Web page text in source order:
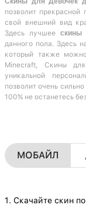
позволит прекрасной
свой внешний вид
Здесь лучшее скины
данного пола. Здесь
который также
Minecraft, Скины
уникальной
позволит очень
100% не останетесь
МОБАЙЛ
1. Скачайте скин